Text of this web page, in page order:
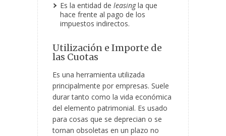
Es la entidad de leasingla que
hace frente al pago de los
impuestos indirectos.
Utilización e Importe de
las Cuotas
Es una herramienta utilizada
principalmente por empresas. Suele
durar tanto como la vida económica
del elemento patrimonial. Es usado
para cosas que se deprecian o se
tornan obsoletas en un plazo no